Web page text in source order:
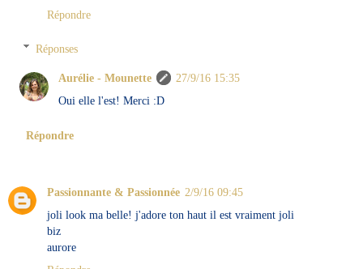
Répondre
Réponses
Aurélie - Mounette
27/9/16 15:35
Oui elle l'est! Merci :D
Répondre
Passionnante & Passionnée 2/9/16 09:45
joli look ma belle! j'adore ton haut il est vraiment joli
biz
aurore